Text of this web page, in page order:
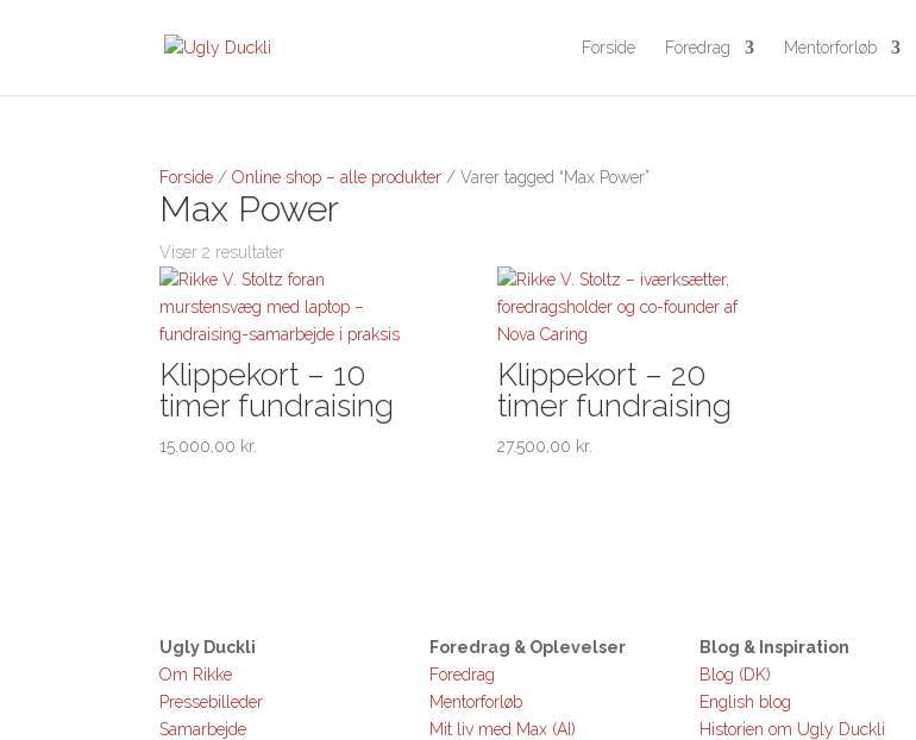
Forside Foredrag Mentorforløb
Forside /Online shop – alle produkter / Varer tagged “Max Power”
Max Power
Viser 2 resultater
Klippekort – 10
timer fundraising
15.000,00 kr.
Klippekort – 20
timer fundraising
27.500,00 kr.
Ugly Duckli
Om Rikke
Pressebilleder
Samarbejde
Foredrag & Oplevelser
Foredrag
Mentorforløb
Mit liv med Max (AI)
Blog & Inspiration
Blog (DK)
English blog
Historien om Ugly Duckli